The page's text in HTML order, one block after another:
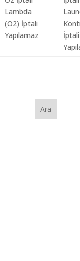
Lambda
(O2) İptali
Yapılamaz
İptali
Ara